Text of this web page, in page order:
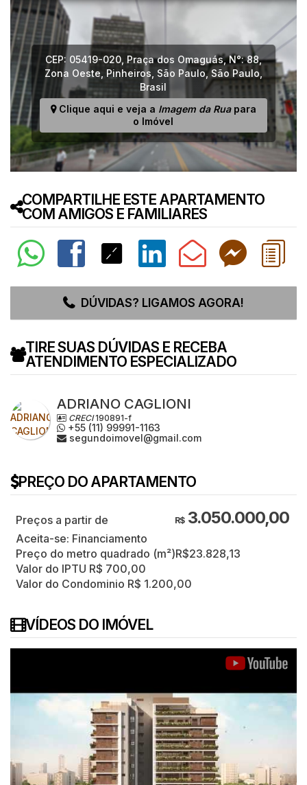
CEP: 05419-020,Praça dos Omaguás,N°:88,
Zona Oeste Pinheiros São Paulo,São Paulo
Brasil
Clique aqui e veja a Imagem da Ruapara
o Imóvel
COMPARTILHE ESTE APARTAMENTO
COM AMIGOS E FAMILIARES
DÚVIDAS? LIGAMOS AGORA!
TIRE SUAS DÚVIDAS E RECEBA
ATENDIMENTO ESPECIALIZADO
ADRIANO CAGLIONI
CRECI190891-f
+55 (11) 99991-1163
segundoimovel@gmail.com
PREÇO DO APARTAMENTO
R$3.050.000,00
Aceita-se: Financiamento
Preço do metro quadrado (m²)R$23.828,13
Valor do IPTU R$ 700,00
Valor do Condominio R$ 1.200,00
VÍDEOS DO IMÓVEL